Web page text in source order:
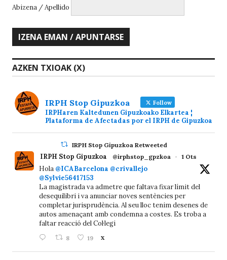
Abizena / Apellido
AZKEN TXIOAK (X)
IRPH Stop Gipuzkoa Follow
IRPHaren Kaltedunen Gipuzkoako Elkartea ¦
Plataforma de Afectadas por el IRPH de Gipuzkoa
IRPH Stop Gipuzkoa Retweeted
IRPH Stop Gipuzkoa @irphstop_gpzkoa · 1 Ots
Hola @ICABarcelona @crivallejo
@Sylvie56417153
La magistrada va admetre que faltava fixar límit del
desequilibri i va anunciar noves sentències per
completar jurisprudència. Al seu lloc tenim desenes de
autos amenaçant amb condemna a costes. Es troba a
faltar reacció del Col·legi
8 19 X